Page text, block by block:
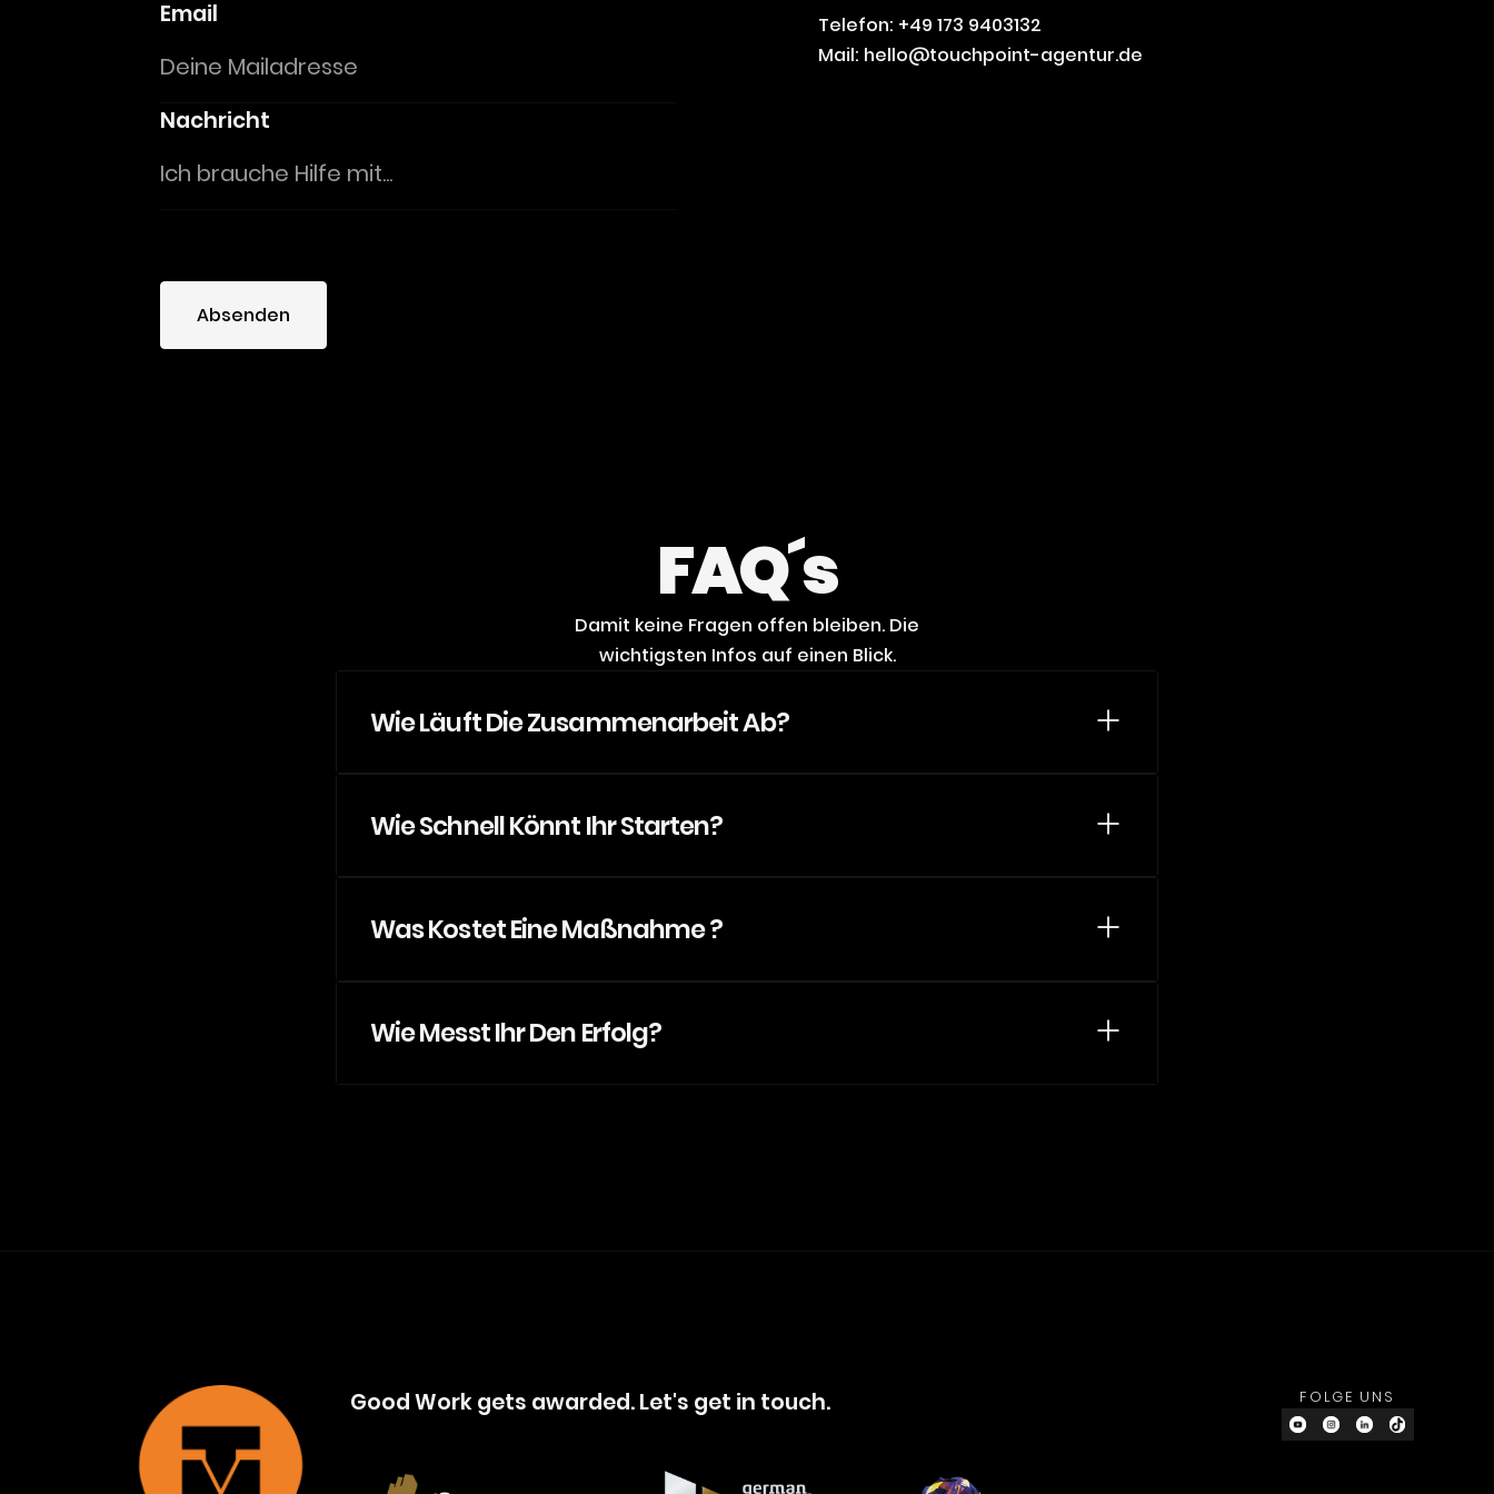
Email
Nachricht
Telefon: +49 173 9403132
Mail: hello@touchpoint-agentur.de
FAQ´s
Damit keine Fragen offen bleiben. Die
wichtigsten Infos auf einen Blick.
Wie Läuft Die Zusammenarbeit Ab?
Wie Schnell Könnt Ihr Starten?
Was Kostet Eine Maßnahme ?
Wie Messt Ihr Den Erfolg?
Good Work gets awarded. Let's get in touch. FOLGE UNS